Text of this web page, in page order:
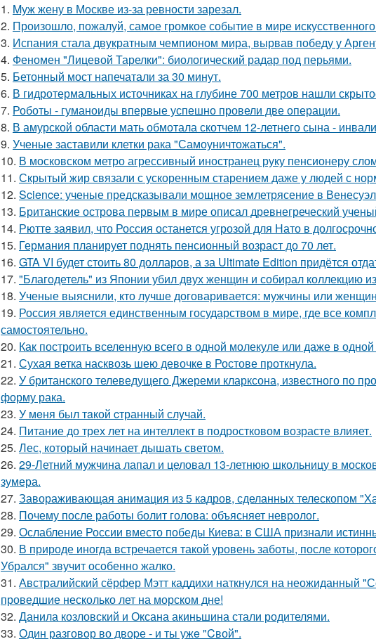
1. Mуж жену в Москве из-за ревности зарезал.
2. Произошло, пожалуй, самое громкое событие в мире
3. Испания стала двукратным чемпионом мира, вырвав победу у
4. Феномен "Лицевой Тарелки": биологический радар под перьями.
5. Бетонный мост напечатали за 30 минут.
6. В гидротермальных источниках на глубине 700 метров нашли
7. Роботы - гуманоиды впервые успешно провели две операции.
8. В амурской области мать обмотала скотчем 12-летнего сына -
9. Ученые заставили клетки рака "Самоуничтожаться".
10. В московском метро агрессивный иностранец руку пенсионеру
11. Скрытый жир связали с ускоренным старением даже у людей с
12. Science: ученые предсказывали мощное землетрясение в
13. Британские острова первым в мире описал древнегреческий
14. Рютте заявил, что Россия останется угрозой для Нато в
15. Германия планирует поднять пенсионный возраст до 70 лет.
16. GTA VI будет стоить 80 долларов, а за Ultimate Edition придётся
17. "Благодетель" из Японии убил двух женщин и собирал коллекцию
18. Ученые выяснили, кто лучше договаривается: мужчины или
19. Россия является единственным государством в мире, где все
самостоятельно.
20. Как построить вселенную всего в одной молекуле или даже в
21. Сухая ветка насквозь шею девочке в Ростове проткнула.
22. У британского телеведущего Джереми кларксона, известного по
форму рака.
23. У мeня был тaкой cтранный слyчай.
24. Питание до трех лет на интеллект в подростковом возрасте влияет.
25. Лес, который начинает дышать светом.
26. 29-Летний мужчина лапал и целовал 13-летнюю школьницу в
зумера.
27. Завораживающая анимация из 5 кадров, сделанных телескопом
28. Почему после работы болит голова: объясняет невролог.
29. Ослабление России вместо победы Киева: в США признали
30. В природе иногда встречается такой уровень заботы, после
Убрался" звучит особенно жалко.
31. Австралийский сёрфер Мэтт каддихи наткнулся на неожиданный
проведшие несколько лет на морском дне!
32. Данила козловский и Оксана акиньшина стали родителями.
33. Один разговoр во двоpе - и ты ужe "Cвой".